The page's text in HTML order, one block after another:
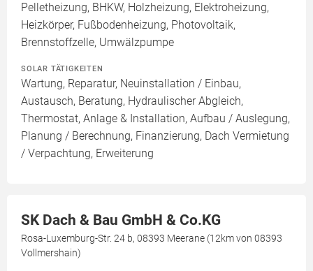
Pelletheizung, BHKW, Holzheizung, Elektroheizung,
Heizkörper, Fußbodenheizung, Photovoltaik,
Brennstoffzelle, Umwälzpumpe
SOLAR TÄTIGKEITEN
Wartung, Reparatur, Neuinstallation / Einbau,
Austausch, Beratung, Hydraulischer Abgleich,
Thermostat, Anlage & Installation, Aufbau / Auslegung,
Planung / Berechnung, Finanzierung, Dach Vermietung
/ Verpachtung, Erweiterung
SK Dach & Bau GmbH & Co.KG
Rosa-Luxemburg-Str. 24 b, 08393 Meerane (12km von 08393
Vollmershain)